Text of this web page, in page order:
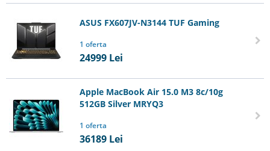
ASUS FX607JV-N3144 TUF Gaming
1 oferta
24999 Lei
Apple MacBook Air 15.0 M3 8c/10g
512GB Silver MRYQ3
1 oferta
36189 Lei